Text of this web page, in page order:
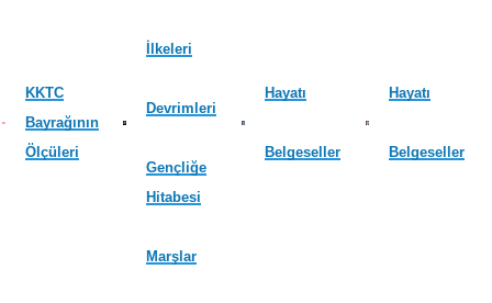
KKTC
Bayrağının
Ölçüleri
İlkeleri
Devrimleri
Gençliğe
Hitabesi
Marşlar
Hayatı
Belgeseller
Hayatı
Belgeseller